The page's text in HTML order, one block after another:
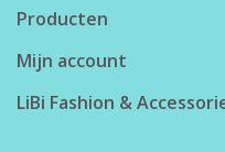
Producten
Mijn account
LiBi Fashion &